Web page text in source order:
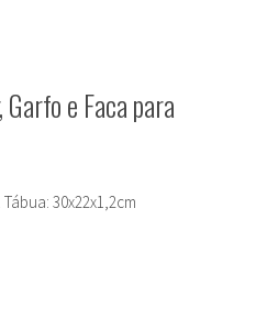
e Faca para
30x22x1,2cm